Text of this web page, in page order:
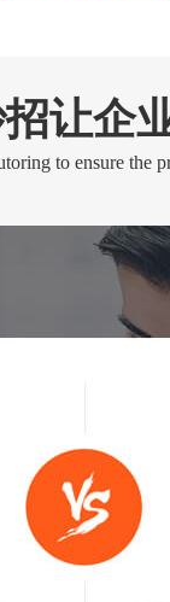
让企
to ensure the